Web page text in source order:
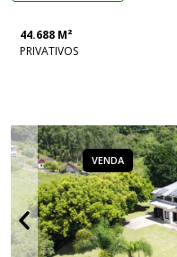
44.688 M²
PRIVATIVOS
VENDA